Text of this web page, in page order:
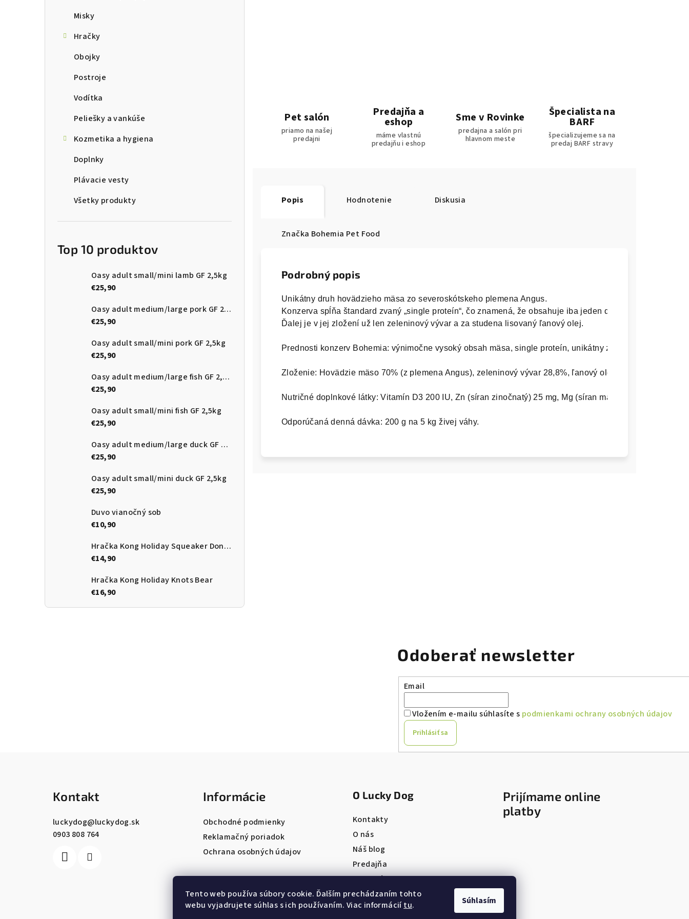
Tento web používa súbory cookie. Ďalším prechádzaním tohto
webu vyjadrujete súhlas s ich používaním. Viac informáciítu. Súhlasím
Misky
Hračky
Obojky
Postroje
Vodítka
Peliešky a vankúše
Kozmetika a hygiena
Doplnky
Plávacie vesty
Všetky produkty
Top 10 produktov
Oasy adult small/mini lamb GF 2,5kg
€25,90
Oasy adult medium/large pork GF 2,5kg
€25,90
Oasy adult small/mini pork GF 2,5kg
€25,90
Oasy adult medium/large fish GF 2,5kg
€25,90
Oasy adult small/mini fish GF 2,5kg
€25,90
Oasy adult medium/large duck GF 2,5kg
€25,90
Oasy adult small/mini duck GF 2,5kg
€25,90
Duvo vianočný sob
€10,90
Hračka Kong Holiday Squeaker Donut
€14,90
Hračka Kong Holiday Knots Bear
€16,90
Pet salón
priamo na našej
predajni
Predajňa a
eshop
máme vlastnú
predajňu i eshop
Sme v Rovinke
predajna a salón pri
hlavnom meste
Špecialista na
BARF
špecializujeme sa na
predaj BARF stravy
Popis Hodnotenie Diskusia
Značka Bohemia Pet Food
Podrobný popis
Unikátny druh hovädzieho mäsa zo severoskótskeho plemena Angus.
Konzerva spĺňa štandard zvaný „single proteín“, čo znamená, že obsahuje iba jeden druh bielkoviny –
Ďalej je v jej zložení už len zeleninový vývar a za studena lisovaný ľanový olej.
Zloženie: Hovädzie mäso 70% (z plemena Angus), zeleninový vývar 28,8%, ľanový olej 0,2% (za studena
Nutričné ​​doplnkové látky: Vitamín D3 200 IU, Zn (síran zinočnatý) 25 mg, Mg (síran mangánatý) 1,4 mg, I
Odporúčaná denná dávka: 200 g na 5 kg živej váhy.
Odoberať newsletter
Email
Vložením e-mailu súhlasíte s podmienkami ochrany osobných údajov
Prihlásiť sa
Kontakt
luckydog@luckydog.sk
0903 808 764
Informácie
Obchodné podmienky
Reklamačný poriadok
Ochrana osobných údajov
O Lucky Dog
Kontakty
O nás
Náš blog
Predajňa
Pet salón
ONLINE REZERVÁCIA
Prijímame online
platby